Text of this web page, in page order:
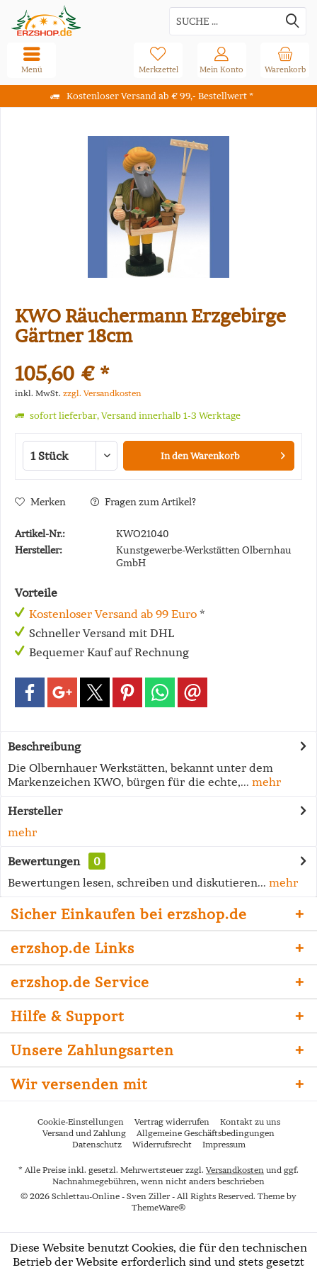
Kostenloser Versand ab € 99,- Bestellwert *
Warenkorb
Merkzettel Mein Konto
Menü
KWO Räuchermann Erzgebirge
Gärtner 18cm
105,60 € *
inkl. MwSt. zzgl. Versandkosten
sofort lieferbar, Versand innerhalb 1-3 Werktage
In denWarenkorb
Merken Fragen zum Artikel?
Artikel-Nr.:
KWO21040
Hersteller:
Kunstgewerbe-Werkstätten Olbernhau
GmbH
Vorteile
Kostenloser Versand ab 99 Euro *
Schneller Versand mit DHL
Bequemer Kauf auf Rechnung
Beschreibung
Die Olbernhauer Werkstätten, bekannt unter dem
Markenzeichen KWO, bürgen für die echte,... mehr
Hersteller
mehr
Bewertungen
0
Bewertungen lesen, schreiben und diskutieren... mehr
Sicher Einkaufen bei erzshop.de
erzshop.de Links
erzshop.de Service
Hilfe & Support
Unsere Zahlungsarten
Wir versenden mit
Cookie-Einstellungen Vertrag widerrufen
Kontakt zu uns
Versand und Zahlung
Allgemeine Geschäftsbedingungen
Datenschutz
Widerrufsrecht Impressum
* Alle Preise inkl. gesetzl. Mehrwertsteuer zzgl. Versandkosten und ggf.
Nachnahmegebühren, wenn nicht anders beschrieben
© 2026 Schlettau-Online - Sven Ziller - All Rights Reserved. Theme by
ThemeWare®
Diese Website benutzt Cookies, die für den technischen
Betrieb der Website erforderlich sind und stets gesetzt